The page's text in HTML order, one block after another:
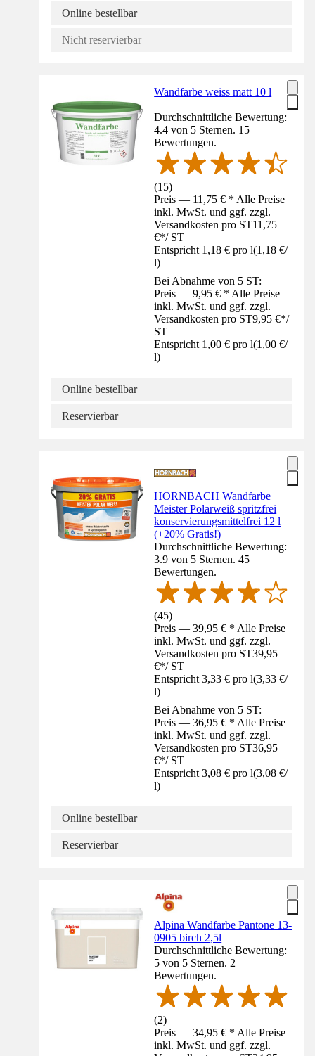
Online bestellbar
Nicht reservierbar
Wandfarbe weiss matt 10 l
Durchschnittliche Bewertung:
4.4 von 5 Sternen. 15
Bewertungen.
(15)
Preis — 11,75 € * Alle Preise
inkl. MwSt. und ggf. zzgl.
Versandkosten pro ST11,75
€*/ ST
Entspricht 1,18 € pro l(1,18 €/
l)
Bei Abnahme von 5 ST:
Preis — 9,95 € * Alle Preise
inkl. MwSt. und ggf. zzgl.
Versandkosten pro ST9,95 €*/
ST
Entspricht 1,00 € pro l(1,00 €/
l)
Online bestellbar
Reservierbar
HORNBACH Wandfarbe
Meister Polarweiß spritzfrei
konservierungsmittelfrei 12 l
(+20% Gratis!)
Durchschnittliche Bewertung:
3.9 von 5 Sternen. 45
Bewertungen.
(45)
Preis — 39,95 € * Alle Preise
inkl. MwSt. und ggf. zzgl.
Versandkosten pro ST39,95
€*/ ST
Entspricht 3,33 € pro l(3,33 €/
l)
Bei Abnahme von 5 ST:
Preis — 36,95 € * Alle Preise
inkl. MwSt. und ggf. zzgl.
Versandkosten pro ST36,95
€*/ ST
Entspricht 3,08 € pro l(3,08 €/
l)
Online bestellbar
Reservierbar
Alpina Wandfarbe Pantone 13-
0905 birch 2,5l
Durchschnittliche Bewertung:
5 von 5 Sternen. 2
Bewertungen.
(2)
Preis — 34,95 € * Alle Preise
inkl. MwSt. und ggf. zzgl.